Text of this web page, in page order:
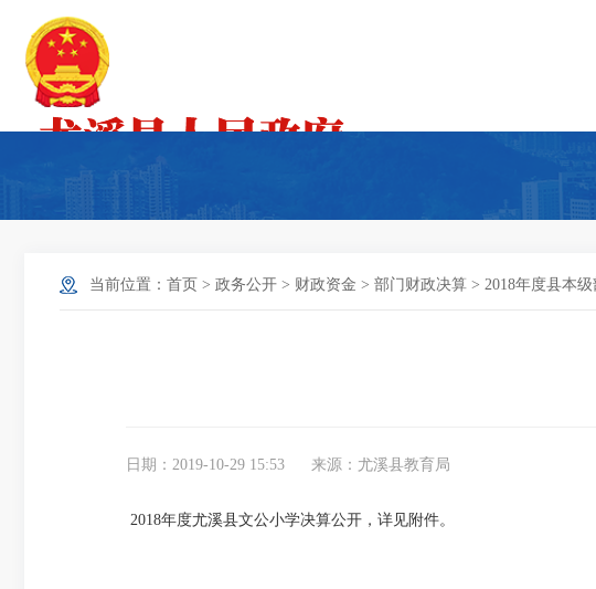
当前位置： 首页 > 政务公开 > 财政资金 > 部门财政决算 > 2018年度县本
日期：2019-10-29 15:53 来源：尤溪县教育局
2018年度尤溪县文公小学决算公开，详见附件。